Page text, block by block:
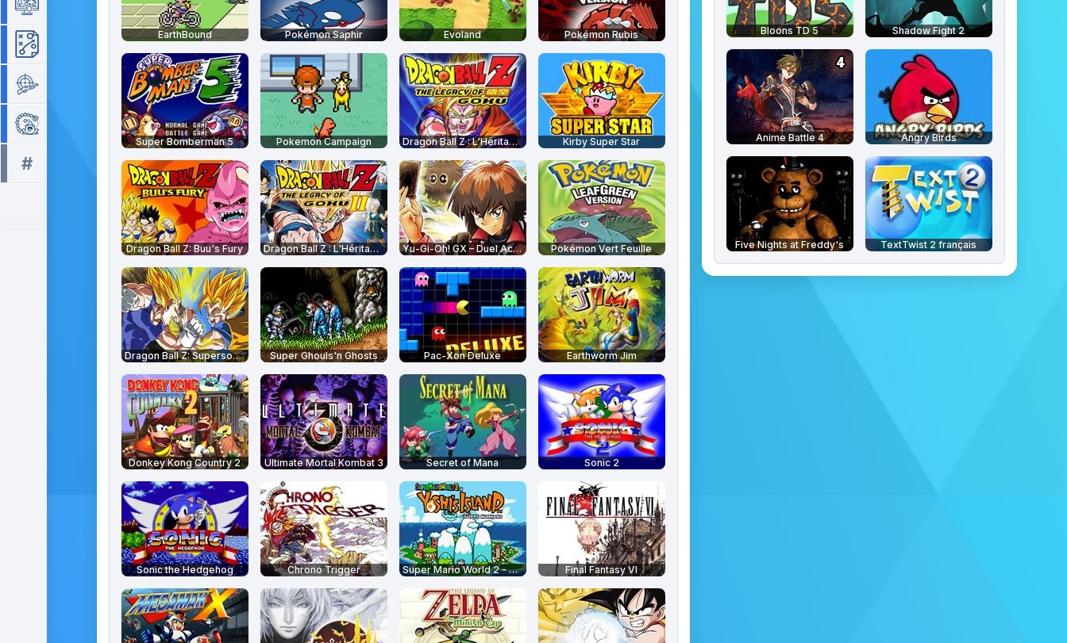
# Tous les tags >>
EarthBound Pokémon Saphir Evoland Pokémon Rubis
Super Bomberman 5 Pokemon Campaign Dragon Ball Z : L'Héritage de Goku Kirby Super Star
Dragon Ball Z: Buu's Fury Dragon Ball Z : L'Héritage de Goku 2 Yu-Gi-Oh! GX – Duel Academy Pokémon Vert Feuille
Dragon Ball Z: Supersonic Warriors Super Ghouls'n Ghosts Pac-Xon Deluxe Earthworm Jim
Donkey Kong Country 2 Ultimate Mortal Kombat 3 Secret of Mana Sonic 2
Sonic the Hedgehog Chrono Trigger Super Mario World 2 - Yoshi's Island Final Fantasy VI
Bloons TD 5 Shadow Fight 2
Anime Battle 4 Angry Birds
Five Nights at Freddy's TextTwist 2 français